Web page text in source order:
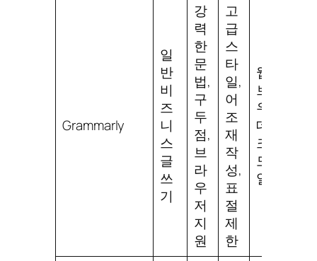
Grammarly
일
반
비
즈
니
스
글
쓰
기
강
력
한
문
법,
구
두
점,
브
라
우
저
지
원
고
급
스
타
일,
어
조
재
작
성,
표
절
제
한
웹,
브라
우저,
데스
크탑,
모바
일